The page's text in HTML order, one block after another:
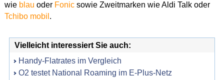
wie blau oder Fonicsowie Zweitmarken wie Aldi Talk oder
Tchibo mobil .
Vielleicht interessiert Sie auch:
Handy-Flatrates im Vergleich
O2 testet National Roaming im E-Plus-Netz